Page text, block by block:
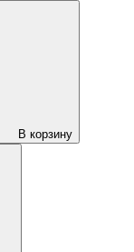
В корзину